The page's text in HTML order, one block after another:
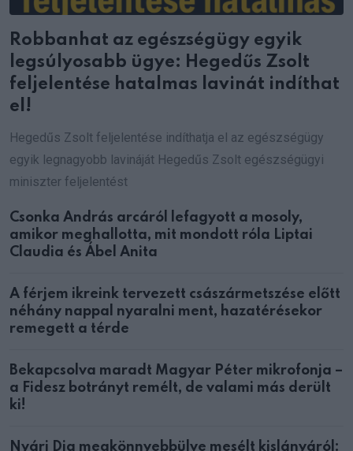
Robbanhat az egészségügy egyik
legsúlyosabb ügye: Hegedűs Zsolt
feljelentése hatalmas lavinát indíthat
el!
Hegedűs Zsolt feljelentése indíthatja el az egészségügy
egyik legnagyobb lavináját Hegedűs Zsolt egészségügyi
miniszter feljelentést
Csonka András arcáról lefagyott a mosoly,
amikor meghallotta, mit mondott róla Liptai
Claudia és Ábel Anita
A férjem ikreink tervezett császármetszése előtt
néhány nappal nyaralni ment, hazatérésekor
remegett a térde
Bekapcsolva maradt Magyar Péter mikrofonja –
a Fidesz botrányt remélt, de valami más derült
ki!
Nyári Dia megkönnyebbülve mesélt kislányáról: